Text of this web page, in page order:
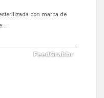
con marca de